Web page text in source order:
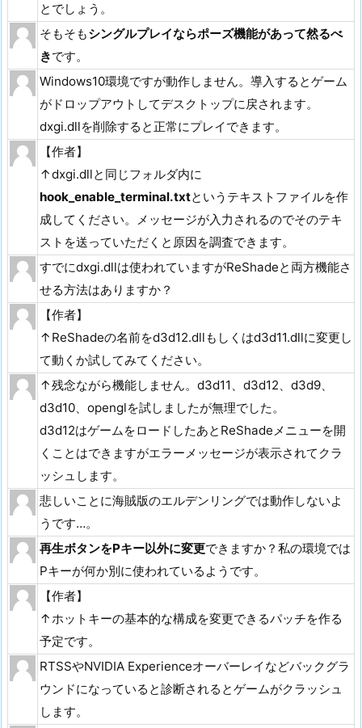
とでしょう。
そもそもシングルプレイならポーズ機能があって然るべ
きです。
Windows10環境ですが動作しません。導入するとゲーム
がドロップアウトしてデスクトップに戻されます。
dxgi.dllを削除すると正常にプレイできます。
【作者】
↑dxgi.dllと同じフォルダ内に
hook_enable_terminal.txtというテキストファイルを作
成してください。メッセージが入力されるのでそのテキ
ストを送っていただくと原因を調査できます。
すでにdxgi.dllは使われていますがReShadeと両方機能さ
せる方法はありますか？
【作者】
↑ReShadeの名前をd3d12.dllもしくはd3d11.dllに変更し
て動くか試してみてください。
↑残念ながら機能しません。d3d11、d3d12、d3d9、
d3d10、openglを試しましたが無理でした。
d3d12はゲームをロードしたあとReShadeメニューを開
くことはできますがエラーメッセージが表示されてクラ
ッシュします。
悲しいことに海賊版のエルデンリングでは動作しないよ
うです…。
再生ボタンをPキー以外に変更できますか？私の環境では
Pキーが何か別に使われているようです。
【作者】
↑ホットキーの基本的な構成を変更できるパッチを作る
予定です。
RTSSやNVIDIA Experienceオーバーレイなどバックグラ
ウンドになっていると診断されるとゲームがクラッシュ
します。